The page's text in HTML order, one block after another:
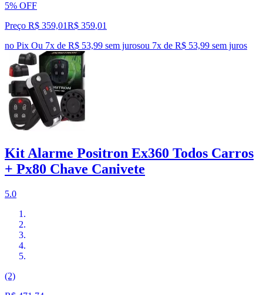
5% OFF
Preço R$ 359,01R$ 359,01
no Pix Ou 7x de R$ 53,99 sem jurosou 7x de R$ 53,99 sem juros
Kit Alarme Positron Ex360 Todos Carros
+ Px80 Chave Canivete
5.0
(2)